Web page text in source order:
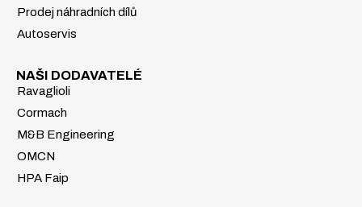
Prodej náhradních dílů
Autoservis
NAŠI DODAVATELÉ
Ravaglioli
Cormach
M&B Engineering
OMCN
HPA Faip